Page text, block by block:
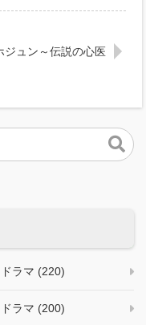
ジュン～伝説の心医
ラマ (220)
ラマ (200)